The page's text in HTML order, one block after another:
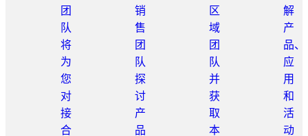
团
队
将
为
您
对
接
合
销
售
团
队
探
讨
产
品
区
域
团
队
并
获
取
本
解
产
品、
应
用
和
活
动